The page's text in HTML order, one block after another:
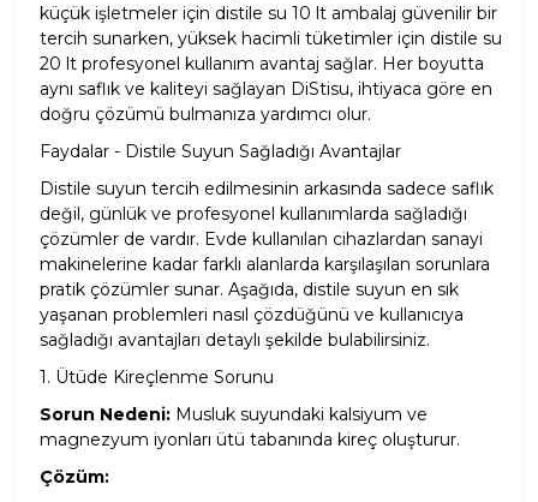
küçük işletmeler için distile su 10 lt ambalaj güvenilir bir
tercih sunarken, yüksek hacimli tüketimler için distile su
20 lt profesyonel kullanım avantaj sağlar. Her boyutta
aynı saflık ve kaliteyi sağlayan DiStisu, ihtiyaca göre en
doğru çözümü bulmanıza yardımcı olur.
Faydalar - Distile Suyun Sağladığı Avantajlar
Distile suyun tercih edilmesinin arkasında sadece saflık
değil, günlük ve profesyonel kullanımlarda sağladığı
çözümler de vardır. Evde kullanılan cihazlardan sanayi
makinelerine kadar farklı alanlarda karşılaşılan sorunlara
pratik çözümler sunar. Aşağıda, distile suyun en sık
yaşanan problemleri nasıl çözdüğünü ve kullanıcıya
sağladığı avantajları detaylı şekilde bulabilirsiniz.
1. Ütüde Kireçlenme Sorunu
Sorun Nedeni: Musluk suyundaki kalsiyum ve
magnezyum iyonları ütü tabanında kireç oluşturur.
Çözüm: